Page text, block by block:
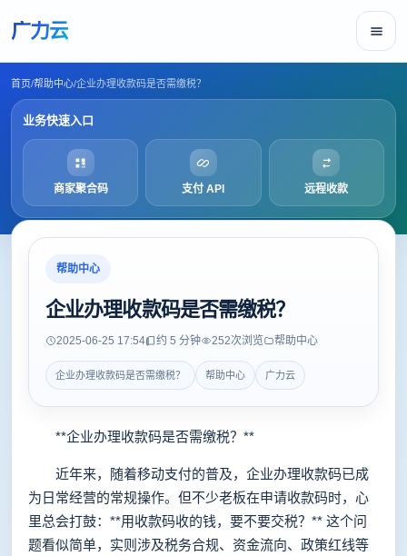
广力云
首页/帮助中心/企业办理收款码是否需缴税？
业务快速入口
商家聚合码 支付 API 远程收款
帮助中心
企业办理收款码是否需缴税？
2025-06-25 17:54 约 5 分钟 252次浏览 帮助中心
企业办理收款码是否需缴税？ 帮助中心 广力云
**企业办理收款码是否需缴税？**
近年来，随着移动支付的普及，企业办理收款码已成
为日常经营的常规操作。但不少老板在申请收款码时，心
里总会打鼓：**用收款码收的钱，要不要交税？** 这个问
题看似简单，实则涉及税务合规、资金流向、政策红线等